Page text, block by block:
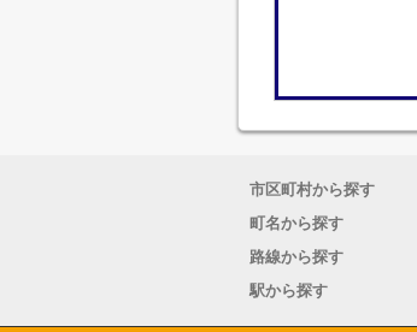
市区町村から探す
町名から探す
路線から探す
駅から探す